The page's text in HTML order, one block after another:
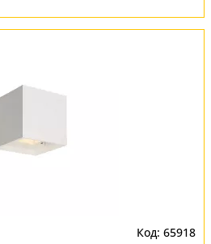
65918